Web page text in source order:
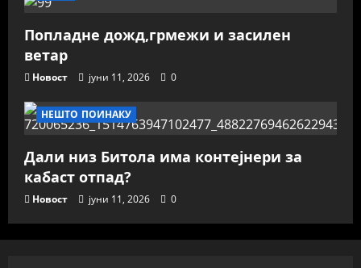
Попладне дожд,грмежи и засилен
ветар
Новост јуни 11, 2026 0
НЕШТО ПОИНАКУ
Дали низ Битола има контејнери за
кабаст отпад?
Новост јуни 11, 2026 0